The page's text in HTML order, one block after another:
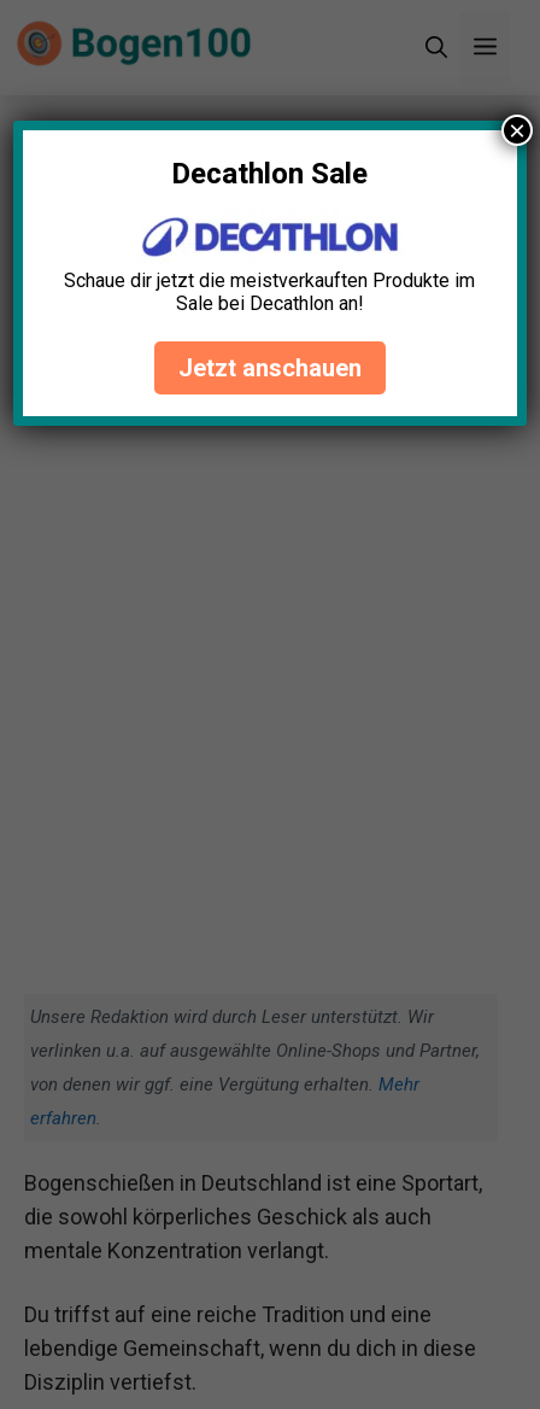
Inhalt
Startseite»Blog»Bogenschießen in
Deutschland: Ein Überblick über Tradition und
Bogenschießen in
Deutschland: Ein Überblick
über Tradition und Sport
Elias Schubert
Unsere Redaktion wird durch Leser unterstützt. Wir
verlinken u.a. auf ausgewählte Online-Shops und Partner,
von denen wir ggf. eine Vergütung erhalten. Mehr
erfahren.
Bogenschießen in Deutschland ist eine Sportart,
die sowohl körperliches Geschick als auch
mentale Konzentration verlangt.
Du triffst auf eine reiche Tradition und eine
lebendige Gemeinschaft, wenn du dich in diese
Disziplin vertiefst.
Decathlon Sale
Schaue dir jetzt die meistverkauften Produkte im
Sale bei Decathlon an!
Jetzt anschauen
×